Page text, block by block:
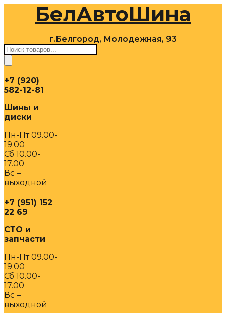
содержимомуБелАвтоШина
г.Белгород, Молодежная, 93
Поиск
товаров
+7 (920)
582-12-81
Шины и
диски
Пн-Пт 09.00-
19.00
Сб 10.00-
17.00
Вс –
выходной
+7 (951) 152
22 69
СТО и
запчасти
Пн-Пт 09.00-
19.00
Сб 10.00-
17.00
Вс –
выходной